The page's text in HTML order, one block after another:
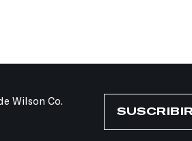
Wilson Co.